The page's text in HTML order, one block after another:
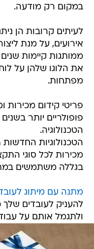
במקום רק מודעה.
לעיתים קרובות הן
אירועים, על מנת
ממותגות קיימות
את הלוגו שלהן על
מפתחות.
פריטי קידום מכירות
פופולריים יותר
הטכנולוגיה.
הטכנולוגיות החדשות
מכירות לכל סוגי
בגללה משתמשים
מתנה עם מיתוג
להעניק לעובדים
ולתגמל אותם על